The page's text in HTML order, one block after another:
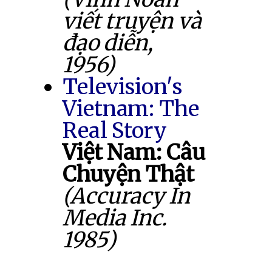
viết truyện và
đạo diễn,
1956)
Television's
Vietnam: The
Real Story
Việt Nam: Câu
Chuyện Thật
(Accuracy In
Media Inc.
1985)